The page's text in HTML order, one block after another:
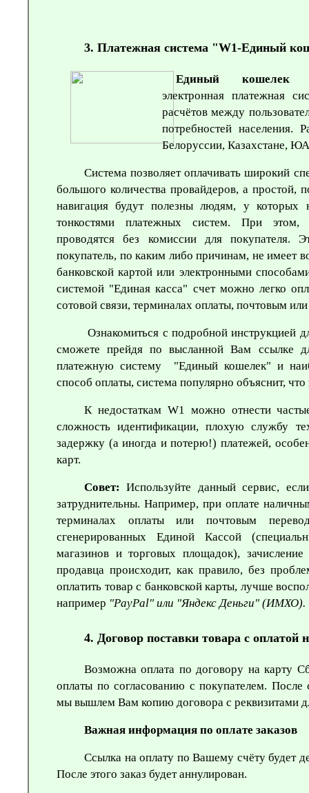
3. Платежная система "W1-Единый
Единый кошелек
электронная платежная
расчётов между
потребностей населения.
Белоруссии, Казахстане,
Система позволяет оплачивать широкий
большого количества провайдеров, а простой,
навигация будут полезны людям, у которых
тонкостями платежных систем. При этом,
проводятся без комиссии для покупателя.
покупатель, по каким либо причинам, не имеет
банковской картой или электронными
системой "Единая касса" счет можно легко
сотовой связи, терминалах оплаты, почтовым
Ознакомиться с подробной инструкцией
сможете прейдя по высланной Вам ссылке
платежную систему "Единый кошелек" и
способ оплаты, система популярно объяснит,
К недостаткам W1
можно отнести
сложность идентификации, плохую службу
задержку (а иногда и потерю!) платежей,
карт.
Совет: Используйте данный сервис,
затруднительны. Например, при оплате
терминалах оплаты или почтовым
сгенерированных Единой Кассой
магазинов и торговых площадок),
продавца происходит, как правило, без
оплатить товар с банковской карты, лучше
например "PayPal" или "Яндекс Деньги" (ИМХО).
4. Договор поставки товара с оплатой
Возможна оплата по договору на карту
оплаты по согласованию с покупателем. После
мы вышлем Вам копию договора с реквизитами
Важная информация по оплате заказов
Ссылка на оплату по Вашему счёту будет
После этого заказ будет аннулирован.